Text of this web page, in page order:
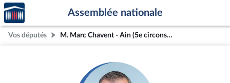
Aller au contenu
Aller en bas de la page
Accèder
à la
page
d'accueil
Assemblée nationale
Vos députés M. Marc Chavent - Ain (5e circonscription)